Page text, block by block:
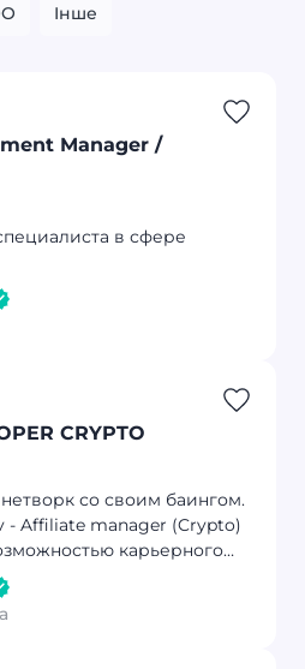
Iнше
Manager /
в сфере
CRYPTO
со своим баингом.
- Affiliate manager (Crypto)
карьерного